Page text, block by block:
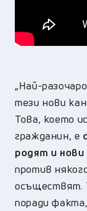
„Най-
тези нови
Това, което
гражданин, е
родят и нови
против
осъществят.
поради